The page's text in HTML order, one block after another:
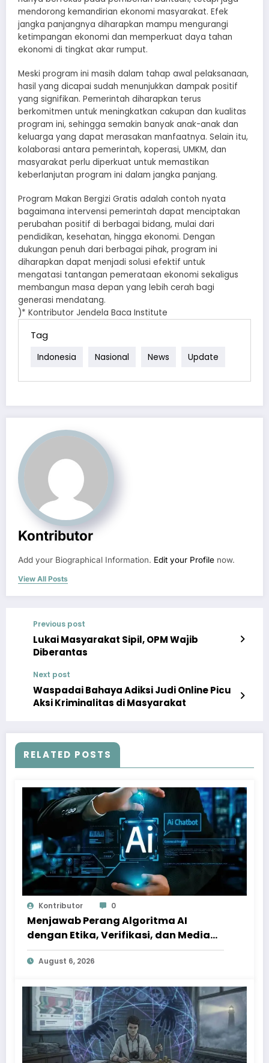
mendorong kemandirian ekonomi masyarakat. Efek
jangka panjangnya diharapkan mampu mengurangi
ketimpangan ekonomi dan memperkuat daya tahan
ekonomi di tingkat akar rumput.
Meski program ini masih dalam tahap awal pelaksanaan,
hasil yang dicapai sudah menunjukkan dampak positif
yang signifikan. Pemerintah diharapkan terus
berkomitmen untuk meningkatkan cakupan dan kualitas
program ini, sehingga semakin banyak anak-anak dan
keluarga yang dapat merasakan manfaatnya. Selain itu,
kolaborasi antara pemerintah, koperasi, UMKM, dan
masyarakat perlu diperkuat untuk memastikan
keberlanjutan program ini dalam jangka panjang.
Program Makan Bergizi Gratis adalah contoh nyata
bagaimana intervensi pemerintah dapat menciptakan
perubahan positif di berbagai bidang, mulai dari
pendidikan, kesehatan, hingga ekonomi. Dengan
dukungan penuh dari berbagai pihak, program ini
diharapkan dapat menjadi solusi efektif untuk
mengatasi tantangan pemerataan ekonomi sekaligus
membangun masa depan yang lebih cerah bagi
generasi mendatang.
)* Kontributor Jendela Baca Institute
Tag
Indonesia Nasional News Update
Kontributor
Add your Biographical Information. Edit your Profile now.
View All Posts
Previous post
Lukai Masyarakat Sipil, OPM Wajib
Diberantas
Next post
Waspadai Bahaya Adiksi Judi Online Picu
Aksi Kriminalitas di Masyarakat
RELATED POSTS
Kontributor 0
Menjawab Perang Algoritma AI
dengan Etika, Verifikasi, dan Media
Tepercaya
August 6, 2026